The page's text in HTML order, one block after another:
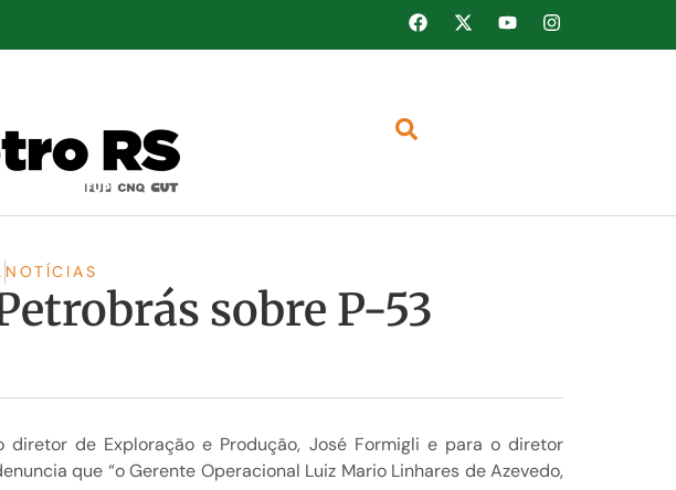
NOTÍCIAS
sobre P-53
diretor de Exploração e Produção, José Formigli e para o diretor
que “o Gerente Operacional Luiz Mario Linhares de Azevedo,